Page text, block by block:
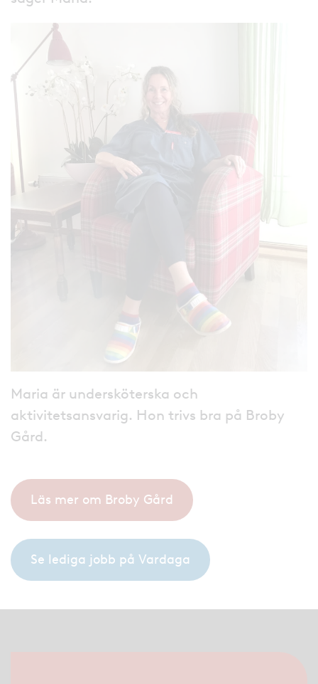
Maria är undersköterska och
aktivitetsansvarig. Hon trivs bra på Broby
Gård.
Läs mer om Broby Gård
Se lediga jobb på Vardaga